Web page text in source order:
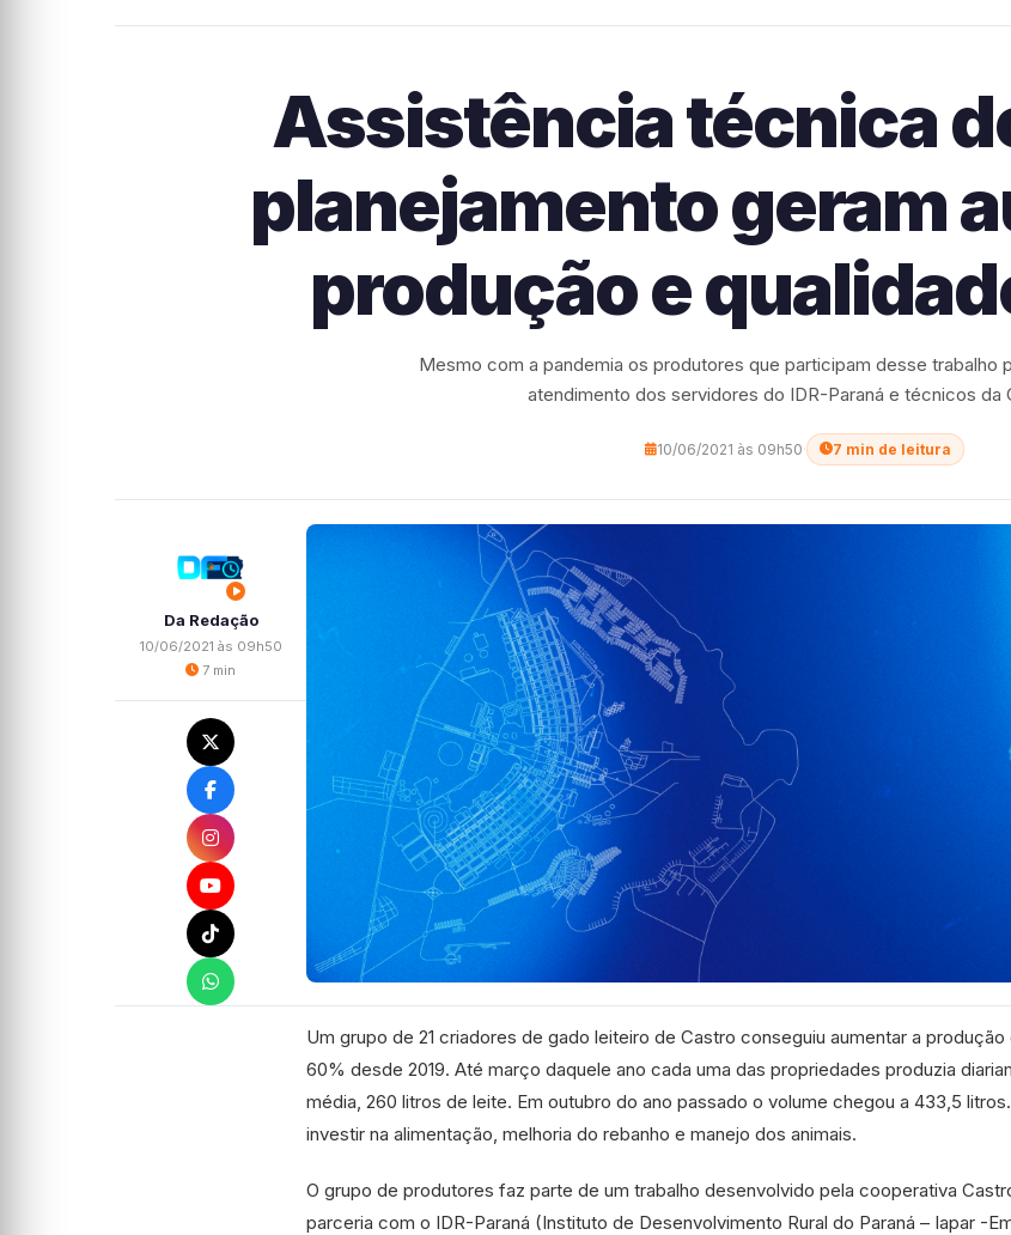
Assistência técnica
planejamento geram
produção e
Mesmo com a pandemia os produtores que participam desse trabalho
atendimento dos servidores do IDR-Paraná e técnicos da
10/06/2021 às 09h50· 7 min de leitura
Da Redação
10/06/2021 às 09h50
7 min
Um grupo de 21 criadores de gado leiteiro de Castro conseguiu aumentar a produção
60% desde 2019. Até março daquele ano cada uma das propriedades produzia
média, 260 litros de leite. Em outubro do ano passado o volume chegou a 433,5
investir na alimentação, melhoria do rebanho e manejo dos animais.
O grupo de produtores faz parte de um trabalho desenvolvido pela cooperativa
parceria com o IDR-Paraná (Instituto de Desenvolvimento Rural do Paraná – Iapar -